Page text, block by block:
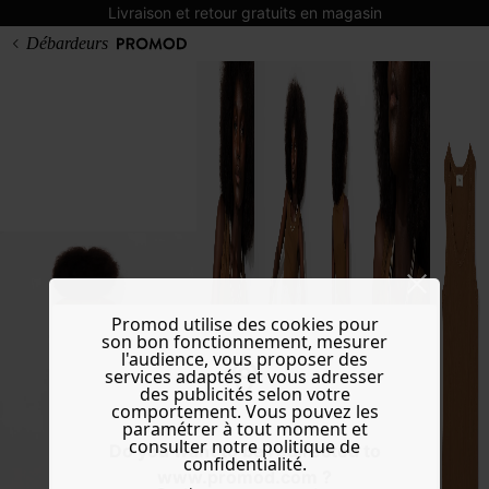
Livraison et retour gratuits en magasin
Do you want to be redirected to
www.promod.com ?
Débardeurs
Promod utilise des cookies pour
son bon fonctionnement, mesurer
l'audience, vous proposer des
services adaptés et vous adresser
des publicités selon votre
comportement. Vous pouvez les
paramétrer à tout moment et
consulter notre politique de
confidentialité.